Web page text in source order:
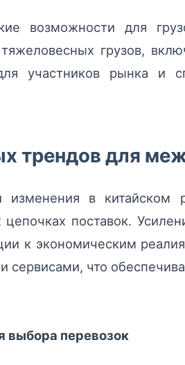
возможности для
грузов,
участников рынка и
трендов для
изменения в китайском
поставок.
к экономическим
что
выбора перевозок